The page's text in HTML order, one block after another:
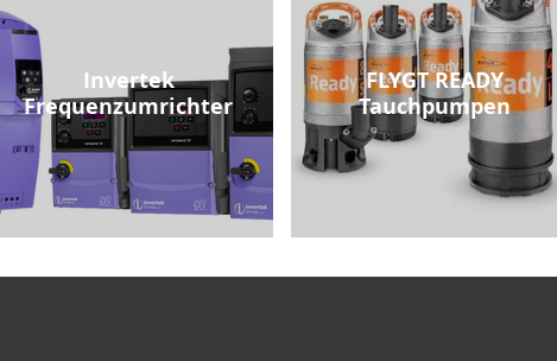
Invertek
Frequenzumrichter
FLYGT READY
Tauchpumpen